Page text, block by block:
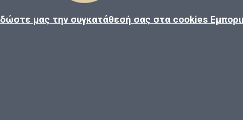
δώστε μας την συγκατάθεσή σας στα cookies